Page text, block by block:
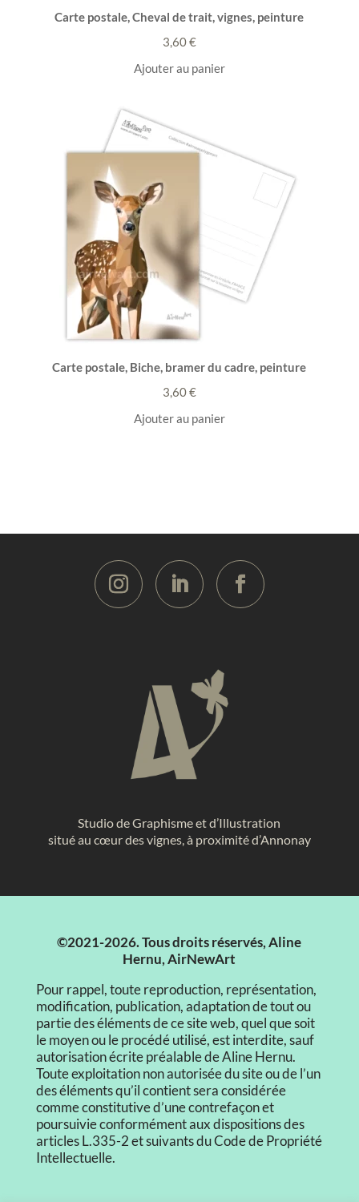
Carte postale, Cheval de trait, vignes, peinture
3,60€
Ajouter au panier
Carte postale, Biche, bramer du cadre, peinture
3,60€
Ajouter au panier
Studio de Graphisme et d’Illustration
situé au cœur des vignes, à proximité d’Annonay
©2021-2026. Tous droits réservés, Aline
Hernu, AirNewArt
Pour rappel, toute reproduction, représentation,
modification, publication, adaptation de tout ou
partie des éléments de ce site web, quel que soit
le moyen ou le procédé utilisé, est interdite, sauf
autorisation écrite préalable de Aline Hernu.
Toute exploitation non autorisée du site ou de l’un
des éléments qu’il contient sera considérée
comme constitutive d’une contrefaçon et
poursuivie conformément aux dispositions des
articles L.335-2 et suivants du Code de Propriété
Intellectuelle.